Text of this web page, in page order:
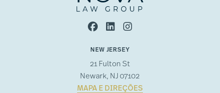
NEW JERSEY
21 Fulton St
Newark, NJ 07102
MAPA E DIREÇÕES